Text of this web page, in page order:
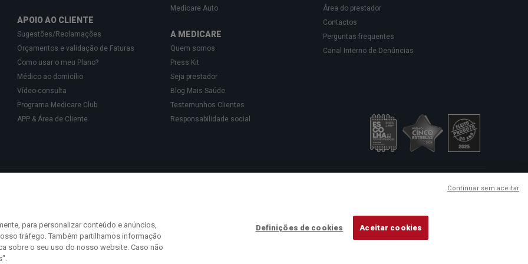
APOIO AO CLIENTE
Sugestões/Reclamações
Orçamentos e validação de Faturas
Como usar o meu Plano?
Médico ao domicílio
Vídeo-consulta
Programa Medicare Club
APP & Área de Cliente
Medicare Auto
A MEDICARE
Quem somos
Press Kit
Seja prestador
Blog Mais Saúde
Testemunhos Clientes
Responsabilidade social
Área do prestador
Contactos
Perguntas frequentes
Canal Interno de Denúncias
113 (chamada para a rede fixa nacional) ou
para personalizar conteúdo e anúncios,
tráfego. Também partilhamos informação
sobre o seu uso do nosso website. Caso não
Definições de cookies Aceitar cookies
Continuar sem aceitar